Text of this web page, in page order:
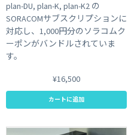
plan-DU, plan-K, plan-K2 の
SORACOMサブスクリプションに
対応し、1,000円分のソラコムク
ーポンがバンドルされていま
す。
¥16,500
カートに追加